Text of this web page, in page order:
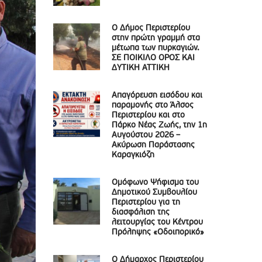
Ο Δήμος Περιστερίου
στην πρώτη γραμμή στα
μέτωπα των πυρκαγιών.
ΣΕ ΠΟΙΚΙΛΟ ΟΡΟΣ ΚΑΙ
ΔΥΤΙΚΗ ΑΤΤΙΚΗ
Απαγόρευση εισόδου και
παραμονής στο Άλσος
Περιστερίου και στο
Πάρκο Νέας Ζωής, την 1η
Αυγούστου 2026 –
Ακύρωση Παράστασης
Καραγκιόζη
Ομόφωνο Ψήφισμα του
Δημοτικού Συμβουλίου
Περιστερίου για τη
διασφάλιση της
λειτουργίας του Κέντρου
Πρόληψης «Οδοιπορικό»
Ο Δήμαρχος Περιστερίου